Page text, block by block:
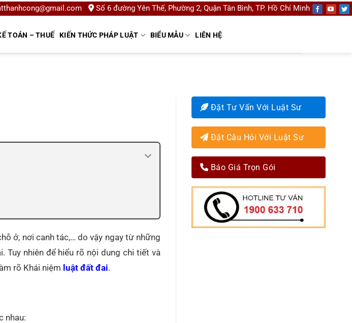
Số 6 đường Yên Thế, Phường 2, Quận Tân Bình, TP. Hồ Chí Minh
TOÁN – THUẾ KIẾN THỨC PHÁP LUẬT BIỂU MẪU LIÊN HỆ
ở, nơi canh tác,… do vậy ngay từ những
Tuy nhiên để hiểu rõ nội dung chi tiết và
rõ Khái niệm luật đất đai.
nhau:
Đặt Tư Vấn Với Luật Sư
Đặt Câu Hỏi Với Luật Sư
Báo Giá Trọn Gói